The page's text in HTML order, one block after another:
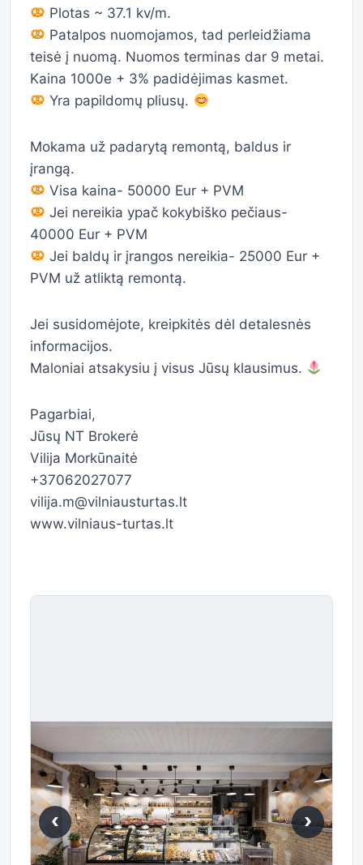
Plotas ~ 37.1 kv/m.
Patalpos nuomojamos, tad perleidžiama
teisė į nuomą. Nuomos terminas dar 9 metai.
Kaina 1000e + 3% padidėjimas kasmet.
Yra papildomų pliusų.
Mokama už padarytą remontą, baldus ir
įrangą.
Visa kaina- 50000 Eur + PVM
Jei nereikia ypač kokybiško pečiaus-
40000 Eur + PVM
Jei baldų ir įrangos nereikia- 25000 Eur +
PVM už atliktą remontą.
Jei susidomėjote, kreipkitės dėl detalesnės
informacijos.
Maloniai atsakysiu į visus Jūsų klausimus.
Pagarbiai,
Jūsų NT Brokerė
Vilija Morkūnaitė
+37062027077
vilija.m@vilniausturtas.lt
www.vilniaus-turtas.lt
‹ ›